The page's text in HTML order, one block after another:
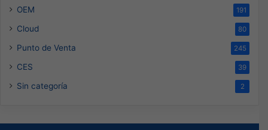
OEM 191
Cloud 80
Punto de Venta 245
CES 39
Sin categoría 2